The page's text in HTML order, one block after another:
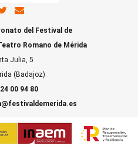
del Festival de
Romano de Mérida
Julia, 5
(Badajoz)
00 94 80